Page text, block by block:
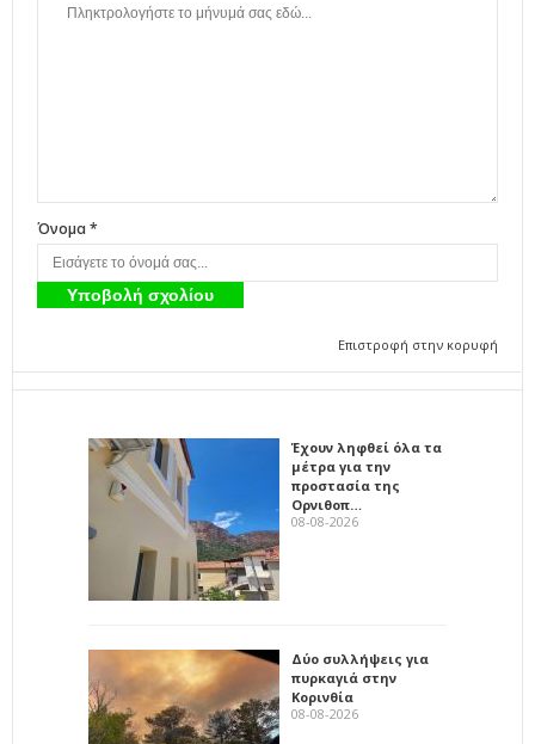
Όνομα *
Επιστροφή στην κορυφή
Έχουν ληφθεί όλα τα
μέτρα για την
προστασία της
Ορνιθοπ…
08-08-2026
Δύο συλλήψεις για
πυρκαγιά στην
Κορινθία
08-08-2026